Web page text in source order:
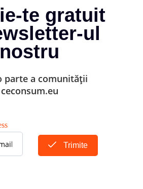
te gratuit
ul
nostru
parte a comunității
ceconsum.eu
Trimite